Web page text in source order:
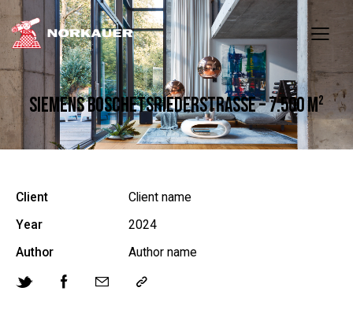
SIEMENS BOSCHETSRIEDERSTRASSE – 7.500 M²
Client
Client name
Year
2024
Author
Author name